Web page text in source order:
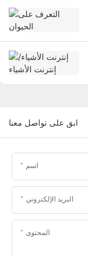
ابق على تواصل معنا
اسم
البريد الإلكتروني
المحتوى